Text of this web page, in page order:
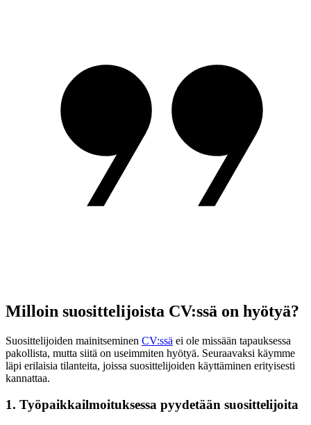
Milloin suosittelijoista CV:ssä on hyötyä?
Suosittelijoiden mainitseminen CV:ssä ei ole missään tapauksessa
pakollista, mutta siitä on useimmiten hyötyä. Seuraavaksi käymme
läpi erilaisia tilanteita, joissa suosittelijoiden käyttäminen erityisesti
kannattaa.
1. Työpaikkailmoituksessa pyydetään suosittelijoita